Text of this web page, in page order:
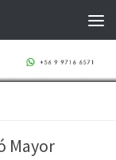
Mayor